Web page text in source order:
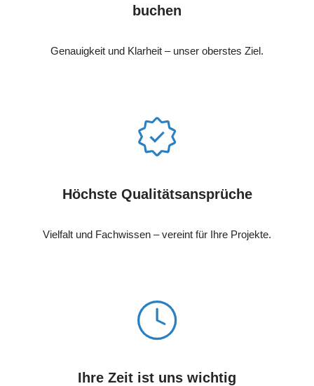
buchen
Genauigkeit und Klarheit – unser oberstes Ziel.
Höchste Qualitätsansprüche
Vielfalt und Fachwissen – vereint für Ihre Projekte.
Ihre Zeit ist uns wichtig